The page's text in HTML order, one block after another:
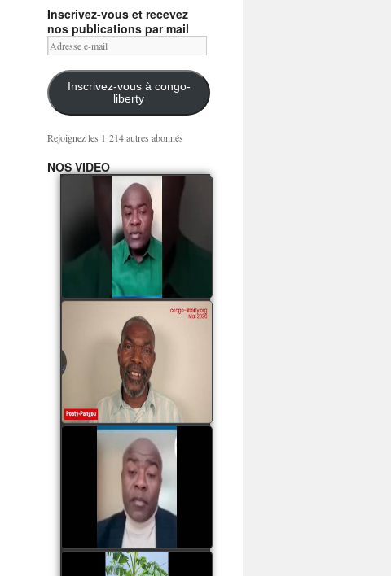
Inscrivez-vous et recevez
nos publications par mail
Adresse
e-
mail
Inscrivez-vous à congo-
liberty
Rejoignez les 1 214 autres abonnés
NOS VIDEO
Mingwa BIANGO : Ni
les mercenaires russes,
ni la garde présidentielle
ne mourront pour
Sassou Denis
watch video
POATY PANGOU
parle de la coquille vide
Collinet Makosso, des
assassinats des jeunes
par Serge OBOA
watch video
Sassou Nguesso est
revenu au pouvoir par
les armes, il ne quittera
le pouvoir que par la
force
watch video